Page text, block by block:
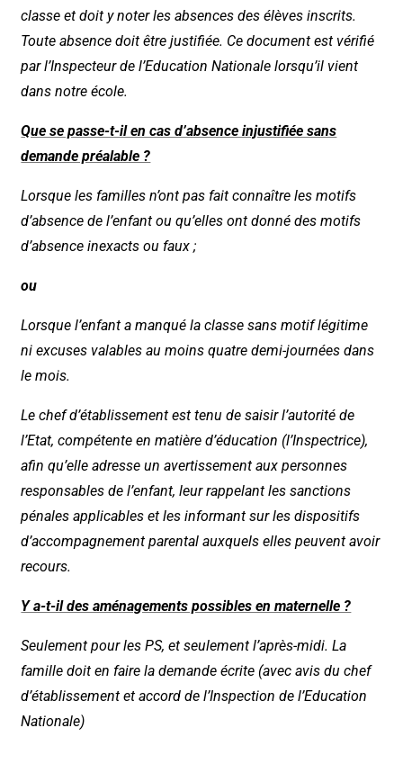
classe et doit y noter les absences des élèves inscrits.
Toute absence doit être justifiée. Ce document est vérifié
par l’Inspecteur de l’Education Nationale lorsqu’il vient
dans notre école.
Que se passe-t-il en cas d’absence injustifiée sans
demande préalable ?
Lorsque les familles n’ont pas fait connaître les motifs
d’absence de l’enfant ou qu’elles ont donné des motifs
d’absence inexacts ou faux ;
ou
Lorsque l’enfant a manqué la classe sans motif légitime
ni excuses valables au moins quatre demi-journées dans
le mois.
Le chef d’établissement est tenu de saisir l’autorité de
l’Etat, compétente en matière d’éducation (l’Inspectrice),
afin qu’elle adresse un avertissement aux personnes
responsables de l’enfant, leur rappelant les sanctions
pénales applicables et les informant sur les dispositifs
d’accompagnement parental auxquels elles peuvent avoir
recours.
Y a-t-il des aménagements possibles en maternelle ?
Seulement pour les PS, et seulement l’après-midi. La
famille doit en faire la demande écrite (avec avis du chef
d’établissement et accord de l’Inspection de l’Education
Nationale)